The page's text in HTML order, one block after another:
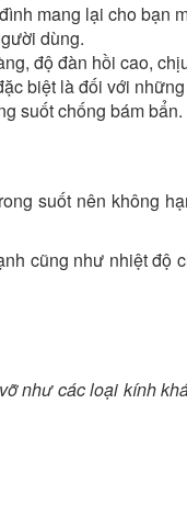
mang lại cho bạn
dùng.
độ đàn hồi cao,
biệt là đối với
suốt chống bám bẩn.
suốt nên không
cũng như nhiệt độ
như các loại kính